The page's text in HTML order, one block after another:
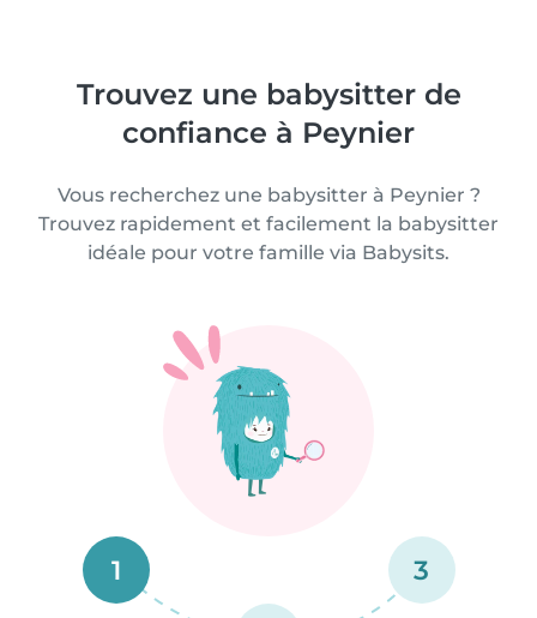
Trouvez une babysitter de
confiance à Peynier
Vous recherchez une babysitter à Peynier ?
Trouvez rapidement et facilement la babysitter
idéale pour votre famille via Babysits.
1 3